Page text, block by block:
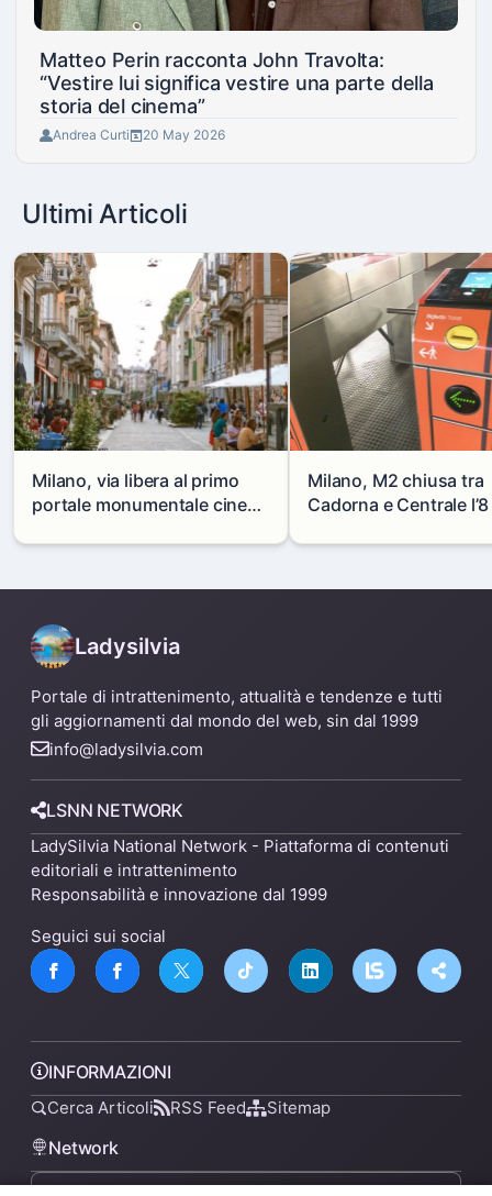
Matteo Perin racconta John Travolta:
“Vestire lui significa vestire una parte della
storia del cinema”
Andrea Curti 20 May 2026
Ultimi Articoli
Milano, via libera al primo
portale monumentale cinese
Milano, M2 chiusa tra
Cadorna e Centrale
alternative
Ladysilvia
Portale di intrattenimento, attualità e tendenze e tutti
gli aggiornamenti dal mondo del web, sin dal 1999
info@ladysilvia.com
LSNN NETWORK
LadySilvia National Network - Piattaforma di contenuti
editoriali e intrattenimento
Responsabilità e innovazione dal 1999
Seguici sui social
INFORMAZIONI
Cerca Articoli RSS Feed Sitemap
Network